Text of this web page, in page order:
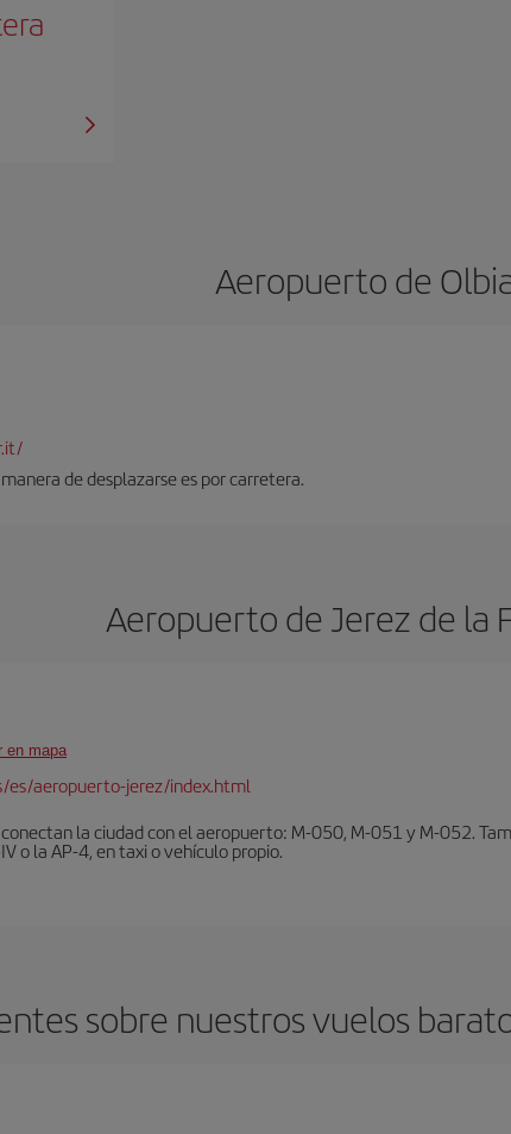
Aeropuerto de
de desplazarse es por carretera.
Aeropuerto de Jerez de la
en mapa
aeropuerto-jerez/index.html
la ciudad con el aeropuerto: M-050, M-051 y M-052.
o la AP-4, en taxi o vehículo propio.
sobre nuestros vuelos